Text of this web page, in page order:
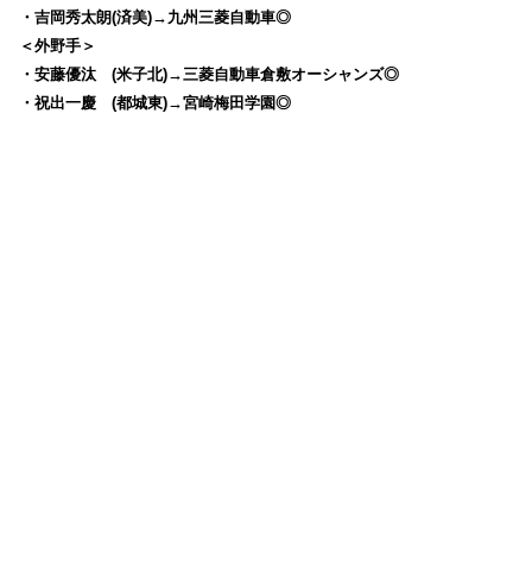
・吉岡秀太朗(済美)→九州三菱自動車◎
＜外野手＞
・安藤優汰 (米子北)→三菱自動車倉敷オーシャンズ◎
・祝出一慶 (都城東)→宮崎梅田学園◎